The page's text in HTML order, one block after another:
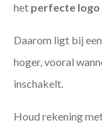
het perfecte
Daarom ligt bij een
hoger, vooral
inschakelt.
Houd rekening